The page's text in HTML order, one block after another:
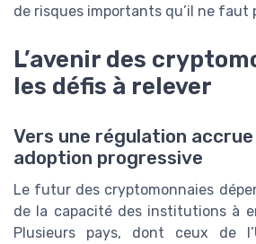
de risques importants qu’il ne faut
L’avenir des
les défis à relever
Vers une régulation
adoption progressive
Le futur des cryptomonnaies
de la capacité des institutions à
Plusieurs pays, dont ceux de